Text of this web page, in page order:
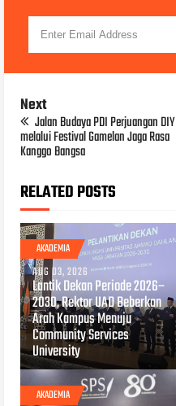
Next
Jalan Budaya PDI Perjuangan DIY
melalui Festival Gamelan Jaga Rasa
Kanggo Bangsa
RELATED POSTS
AKADEMIA
AUG 03, 2026
Lantik Dekan Periode 2026–
2030, Rektor UAD Beberkan
Arah Kampus Menuju
Community Services
University
AKADEMIA